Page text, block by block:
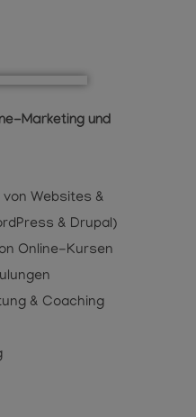
Marketing und
Websites &
& Drupal)
Online-Kursen
& Coaching